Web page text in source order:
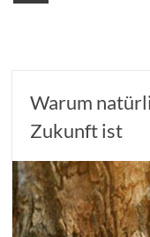
Warum
Zukunft ist